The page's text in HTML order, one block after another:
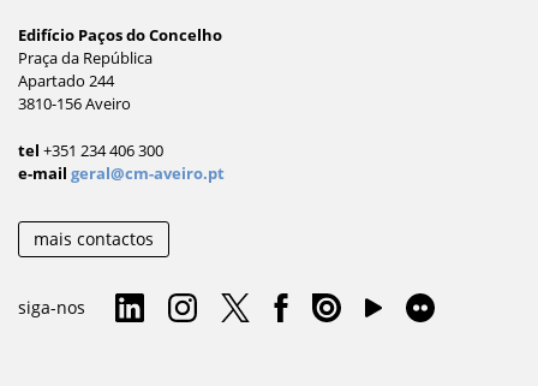
Edifício Paços do Concelho
Praça da República
Apartado 244
3810-156 Aveiro
tel +351 234 406 300
e-mail geral@cm-aveiro.pt
mais contactos
siga-nos